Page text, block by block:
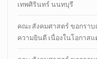
เทพศิรินทร์ นนทบุรี
คณะสังคมศาสตร์ ขอกราบ
ความยินดี เนื่องในโอกาสแ